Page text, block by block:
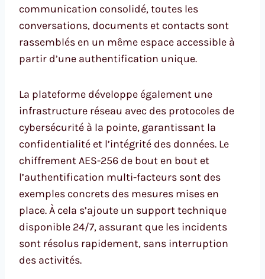
communication consolidé, toutes les
conversations, documents et contacts sont
rassemblés en un même espace accessible à
partir d’une authentification unique.
La plateforme développe également une
infrastructure réseau avec des protocoles de
cybersécurité à la pointe, garantissant la
confidentialité et l’intégrité des données. Le
chiffrement AES-256 de bout en bout et
l’authentification multi-facteurs sont des
exemples concrets des mesures mises en
place. À cela s’ajoute un support technique
disponible 24/7, assurant que les incidents
sont résolus rapidement, sans interruption
des activités.